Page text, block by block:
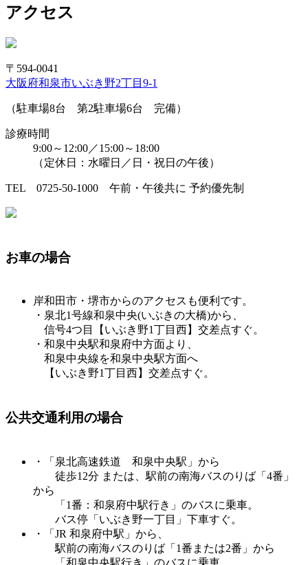
アクセス
〒594-0041
大阪府和泉市いぶき野2丁目9-1
（駐車場8台 第2駐車場6台 完備）
診療時間
9:00～12:00／15:00～18:00
（定休日：水曜日／日・祝日の午後）
TEL 0725-50-1000 午前・午後共に 予約優先制
お車の場合
岸和田市・堺市からのアクセスも便利です。
・泉北1号線和泉中央(いぶきの大橋)から、
信号4つ目【いぶき野1丁目西】交差点すぐ。
・和泉中央駅和泉府中方面より、
和泉中央線を和泉中央駅方面へ
【いぶき野1丁目西】交差点すぐ。
公共交通利用の場合
・「泉北高速鉄道 和泉中央駅」から
徒歩12分 または、駅前の南海バスのりば「4番」
から
「1番：和泉府中駅行き」のバスに乗車。
バス停「いぶき野一丁目」下車すぐ。
・「JR 和泉府中駅」から、
駅前の南海バスのりば「1番または2番」から
「和泉中央駅行き」のバスに乗車。